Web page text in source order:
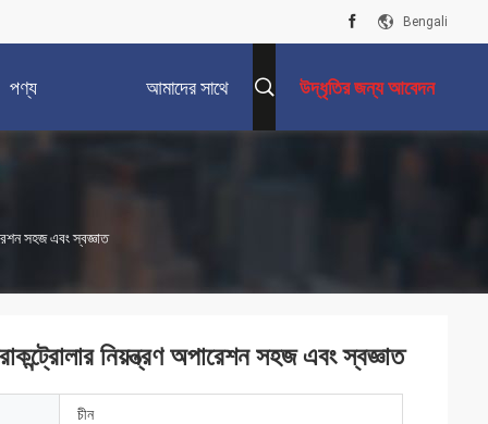
Bengali
পণ্য আমাদের সাথে উদ্ধৃতির জন্য আবেদন
সহজ এবং স্বজ্ঞাত
নিয়ন্ত্রণ অপারেশন সহজ এবং স্বজ্ঞাত
চীন